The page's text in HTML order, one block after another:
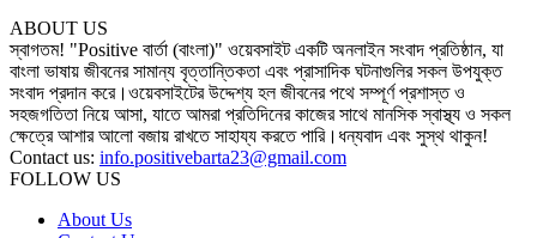
ABOUT US
স্বাগতম! "Positive বার্তা (বাংলা)" ওয়েবসাইট একটি অনলাইন সংবাদ প্রতিষ্ঠান, যা
বাংলা ভাষায় জীবনের সামান্য বৃত্তান্তিকতা এবং প্রাসাদিক ঘটনাগুলির সকল উপযুক্ত
সংবাদ প্রদান করে।ওয়েবসাইটের উদ্দেশ্য হল জীবনের পথে সম্পূর্ণ প্রশাস্ত ও
সহজগতিতা নিয়ে আসা, যাতে আমরা প্রতিদিনের কাজের সাথে মানসিক স্বাস্থ্য ও সকল
ক্ষেত্রে আশার আলো বজায় রাখতে সাহায্য করতে পারি।ধন্যবাদ এবং সুস্থ থাকুন!
Contact us: info.positivebarta23@gmail.com
FOLLOW US
About Us